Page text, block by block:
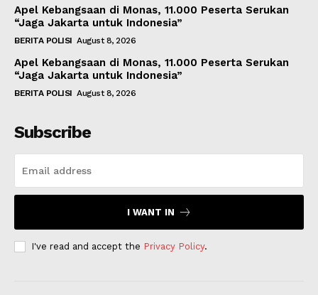
Apel Kebangsaan di Monas, 11.000 Peserta Serukan
“Jaga Jakarta untuk Indonesia”
BERITA POLISI August 8, 2026
Apel Kebangsaan di Monas, 11.000 Peserta Serukan
“Jaga Jakarta untuk Indonesia”
BERITA POLISI August 8, 2026
Subscribe
I WANT IN
I've read and accept the Privacy Policy.